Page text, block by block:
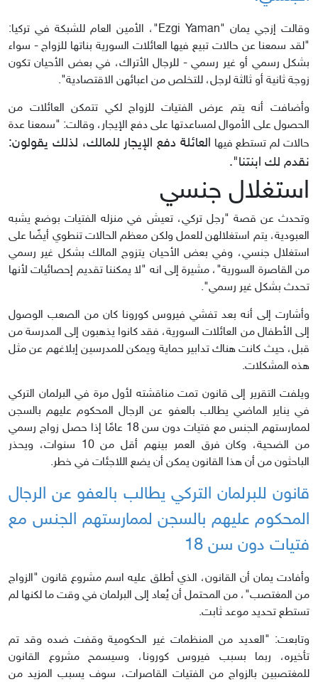
وقالت إزجي يمان "Ezgi Yaman"، الأمين العام للشبكة في تركيا:
"لقد سمعنا عن حالات تبيع فيها العائلات السورية بناتها للزواج - سواء
بشكل رسمي أو غير رسمي - للرجال الأتراك، في بعض الأحيان تكون
زوجة ثانية أو ثالثة لرجل، للتخلص من اعبائهن الاقتصادية".
وأضافت أنه يتم عرض الفتيات للزواج لكي تتمكن العائلات من
الحصول على الأموال لمساعدتها على دفع الإيجار، وقالت: "سمعنا عدة
حالات لم تستطع فيها العائلة دفع الإيجار للمالك، لذلك يقولون:
نقدم لك ابنتنا".
استغلال جنسي
وتحدث عن قصة "رجل تركي، تعيش في منزله الفتيات بوضع يشبه
العبودية، يتم استغلالهن للعمل ولكن معظم الحالات تنطوي أيضًا على
استغلال جنسي، وفي بعض الأحيان يتزوج المالك بشكل غير رسمي
من القاصرة السورية"، مشيرة إلى انه "لا يمكننا تقديم إحصائيات لأنها
تحدث بشكل غير رسمي".
وأشارت إلى أنه بعد تفشي فيروس كورونا كان من الصعب الوصول
إلى الأطفال من العائلات السورية، فقد كانوا يذهبون إلى المدرسة من
قبل، حيث كانت هناك تدابير حماية ويمكن للمدرسين إبلاغهم عن مثل
هذه المشكلات.
ويلفت التقرير إلى قانون تمت مناقشته لأول مرة في البرلمان التركي
في يناير الماضي يطالب بالعفو عن الرجال المحكوم عليهم بالسجن
لممارستهم الجنس مع فتيات دون سن 18 عامًا إذا حصل زواج رسمي
من الضحية، وكان فرق العمر بينهم أقل من 10 سنوات، ويحذر
الباحثون من أن هذا القانون يمكن أن يضع اللاجئات في خطر.
قانون للبرلمان التركي يطالب بالعفو عن الرجال
المحكوم عليهم بالسجن لممارستهم الجنس مع
فتيات دون سن 18
وأفادت يمان أن القانون، الذي أطلق عليه اسم مشروع قانون "الزواج
من المغتصب"، من المحتمل أن يُعاد إلى البرلمان في وقت ما لكنها لم
تستطع تحديد موعد ثابت.
وتابعت: "العديد من المنظمات غير الحكومية وقفت ضده وقد تم
تأخيره، ربما بسبب فيروس كورونا، وسيسمح مشروع القانون
للمغتصبين بالزواج من الفتيات القاصرات، سوف يسبب المزيد من